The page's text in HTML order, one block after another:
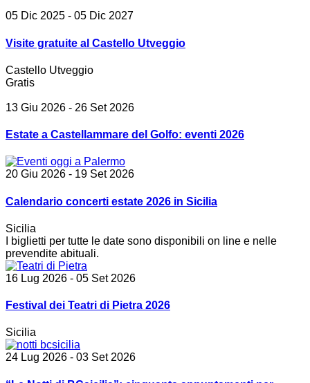
05 Dic 2025 - 05 Dic 2027
Visite gratuite al Castello Utveggio
Castello Utveggio
Gratis
13 Giu 2026 - 26 Set 2026
Estate a Castellammare del Golfo: eventi 2026
20 Giu 2026 - 19 Set 2026
Calendario concerti estate 2026 in Sicilia
Sicilia
I biglietti per tutte le date sono disponibili on line e nelle
prevendite abituali.
16 Lug 2026 - 05 Set 2026
Festival dei Teatri di Pietra 2026
Sicilia
24 Lug 2026 - 03 Set 2026